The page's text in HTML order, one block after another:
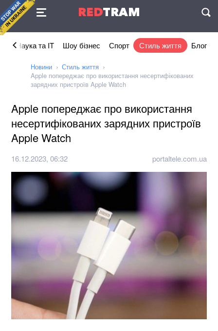
REDTRAM
Угода
Наука та IT Шоу бізнес Спорт Стиль життя Блог
Новини
Стиль життя
Apple попереджає про використання несертифікованих
зарядних пристроїв Apple Watch
Apple попереджає про використання
несертифікованих зарядних пристроїв
Apple Watch
16.12.2023, 06:32 portaltele.com.ua